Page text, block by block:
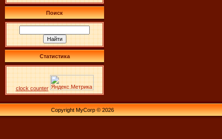
Поиск
Статистика
clock counter
Copyright MyCorp © 2026